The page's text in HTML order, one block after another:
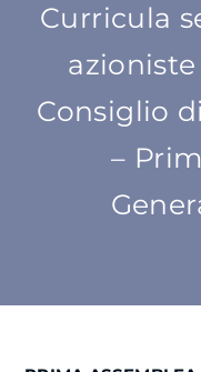
Curricula
Consiglio
–